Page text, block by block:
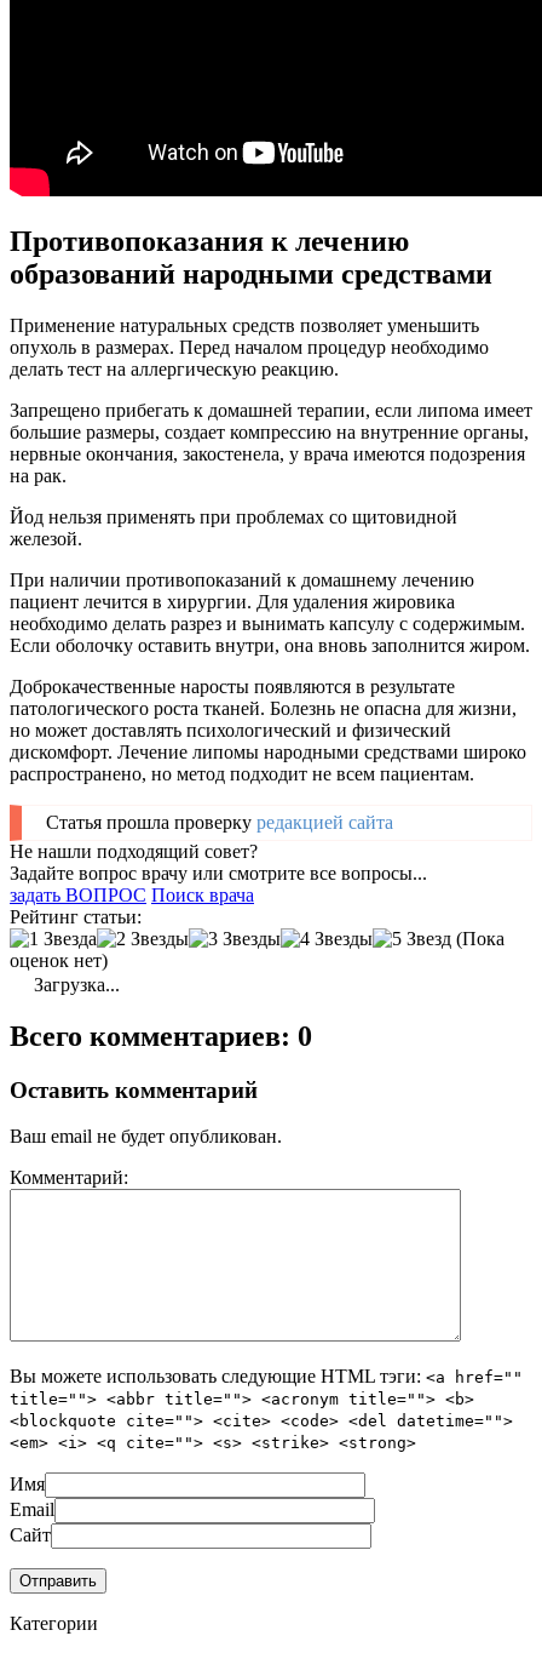
Противопоказания к лечению
образований народными средствами
Применение натуральных средств позволяет уменьшить
опухоль в размерах. Перед началом процедур необходимо
делать тест на аллергическую реакцию.
Запрещено прибегать к домашней терапии, если липома имеет
большие размеры, создает компрессию на внутренние органы,
нервные окончания, закостенела, у врача имеются подозрения
на рак.
Йод нельзя применять при проблемах со щитовидной
железой.
При наличии противопоказаний к домашнему лечению
пациент лечится в хирургии. Для удаления жировика
необходимо делать разрез и вынимать капсулу с содержимым.
Если оболочку оставить внутри, она вновь заполнится жиром.
Доброкачественные наросты появляются в результате
патологического роста тканей. Болезнь не опасна для жизни,
но может доставлять психологический и физический
дискомфорт. Лечение липомы народными средствами широко
распространено, но метод подходит не всем пациентам.
Статья прошла проверку редакцией сайта
Не нашли подходящий совет?
Задайте вопрос врачу или смотрите все вопросы...
задать ВОПРОС Поиск врача
Рейтинг статьи:
(Пока
оценок нет)
Загрузка...
Всего комментариев: 0
Оставить комментарий
Ваш email не будет опубликован.
Комментарий:
Вы можете использовать следующие HTML тэги: <a href=""
title=""> <abbr title=""> <acronym title=""> <b>
<blockquote cite=""> <cite> <code> <del datetime="">
<em> <i> <q cite=""> <s> <strike> <strong>
Имя
Email
Сайт
Категории